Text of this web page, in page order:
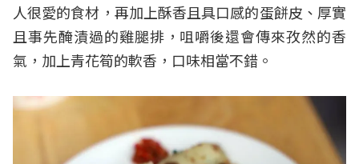
人很愛的食材，再加上酥香且具口感的蛋餅皮、厚實
且事先醃漬過的雞腿排，咀嚼後還會傳來孜然的香
氣，加上青花筍的軟香，口味相當不錯。